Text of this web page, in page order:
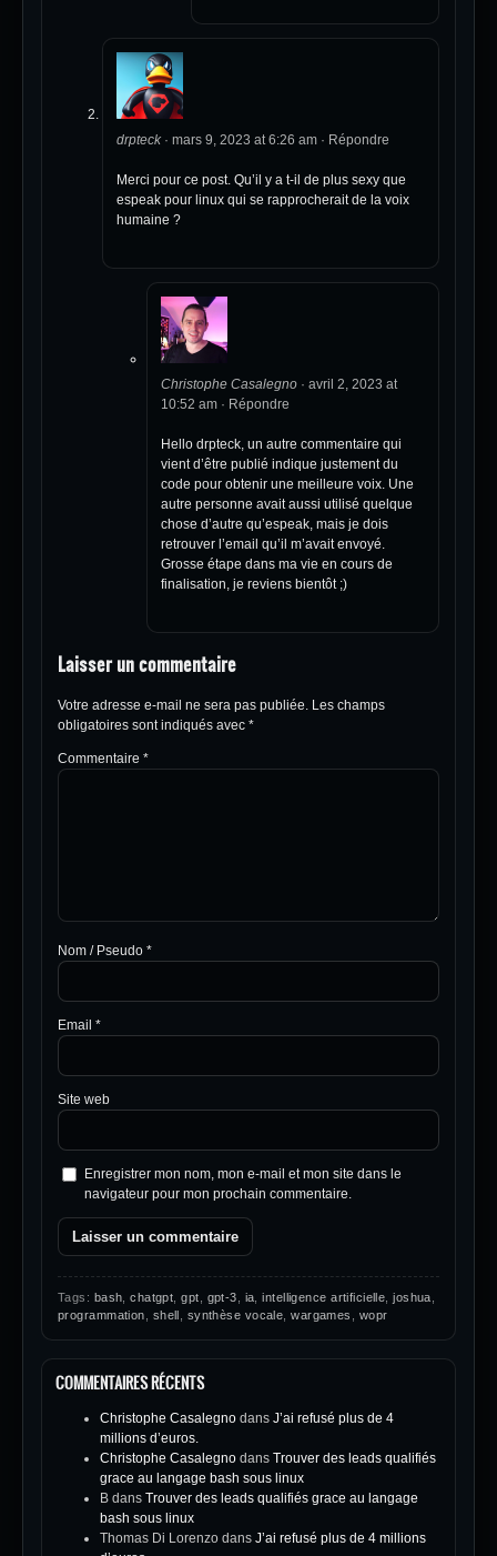
drpteck · mars 9, 2023 at 6:26 am · Répondre
Merci pour ce post. Qu’il y a t-il de plus sexy que
espeak pour linux qui se rapprocherait de la voix
humaine ?
Christophe Casalegno · avril 2, 2023 at
10:52 am · Répondre
Hello drpteck, un autre commentaire qui
vient d’être publié indique justement du
code pour obtenir une meilleure voix. Une
autre personne avait aussi utilisé quelque
chose d’autre qu’espeak, mais je dois
retrouver l’email qu’il m’avait envoyé.
Grosse étape dans ma vie en cours de
finalisation, je reviens bientôt ;)
Laisser un commentaire
Votre adresse e-mail ne sera pas publiée. Les champs
obligatoires sont indiqués avec *
Commentaire *
Nom / Pseudo *
Email *
Site web
Enregistrer mon nom, mon e-mail et mon site dans le
navigateur pour mon prochain commentaire.
Tags: bash ,chatgpt ,gpt gpt-3 ia ,intelligence artificielle ,joshua
programmation
shell synthèse vocale ,wargames wopr
COMMENTAIRES RÉCENTS
Christophe Casalegno dans J’ai refusé plus de 4
millions d’euros.
Christophe Casalegno dans Trouver des leads qualifiés
grace au langage bash sous linux
B dans Trouver des leads qualifiés grace au langage
bash sous linux
Thomas Di Lorenzo dans J’ai refusé plus de 4 millions